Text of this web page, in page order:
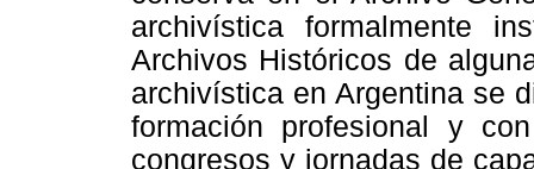
archivística formalmente
Archivos Históricos de
archivística en Argentina se
formación profesional y
congresos y jornadas de